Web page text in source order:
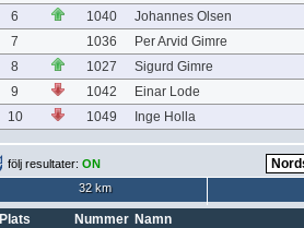
6
1040
Johannes Olsen
7
1036
Per Arvid Gimre
8
1027
Sigurd Gimre
9
1042
Einar Lode
10
1049 Inge Holla
följ resultater: ON
32 km
Plats Nummer Namn